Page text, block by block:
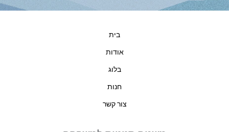
בית
אודות
בלוג
חנות
צור קשר